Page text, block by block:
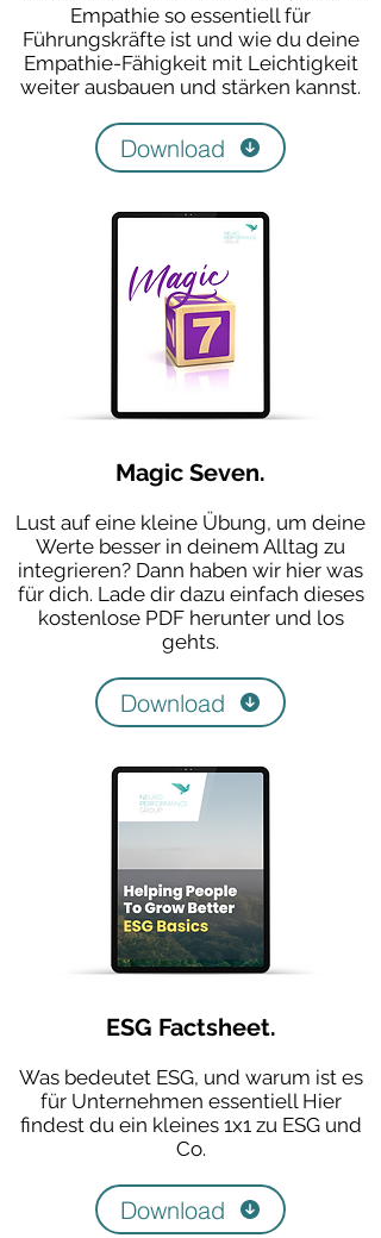
Empathie so essentiell für
Führungskräfte ist und wie du deine
Empathie-Fähigkeit mit Leichtigkeit
weiter ausbauen und stärken kannst.
Download
Magic Seven.
Lust auf eine kleine Übung, um deine
Werte besser in deinem Alltag zu
integrieren? Dann haben wir hier was
für dich. Lade dir dazu einfach dieses
kostenlose PDF herunter und los
gehts.
Download
ESG Factsheet.
Was bedeutet ESG, und warum ist es
für Unternehmen essentiell Hier
findest du ein kleines 1x1 zu ESG und
Co.
Download